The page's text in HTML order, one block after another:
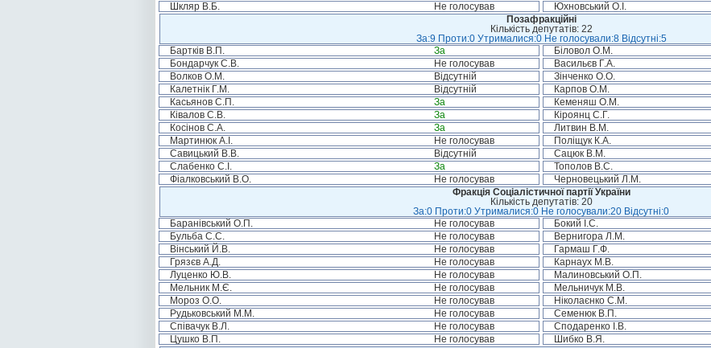
Шкляр В.Б.
Не голосував Юхновський О.І.
Позафракційні
Кількість депутатів: 22
За:9 Проти:0 Утрималися:0 Не голосували:8 Відсутні:5
Бартків В.П.
За Біловол О.М.
Бондарчук С.В.
Не голосував Васильєв Г.А.
Волков О.М.
Відсутній Зінченко О.О.
Калетнік Г.М.
Відсутній Карпов О.М.
Касьянов С.П.
За Кеменяш О.М.
Ківалов С.В.
За Кіроянц С.Г.
Косінов С.А.
За Литвин В.М.
Мартинюк А.І.
Не голосував Поліщук К.А.
Савицький В.В.
Відсутній Сацюк В.М.
Слабенко С.І.
За Тополов В.С.
Фіалковський В.О.
Не голосував Черновецький Л.М.
Фракція Соціалістичної партії України
Кількість депутатів: 20
За:0 Проти:0 Утрималися:0 Не голосували:20 Відсутні:0
Баранівський О.П.
Не голосував Бокий І.С.
Бульба С.С.
Не голосував Вернигора Л.М.
Вінський Й.В.
Не голосував Гармаш Г.Ф.
Грязєв А.Д.
Не голосував Карнаух М.В.
Луценко Ю.В.
Не голосував Малиновський О.П.
Мельник М.Є.
Не голосував Мельничук М.В.
Мороз О.О.
Не голосував Ніколаєнко С.М.
Рудьковський М.М.
Не голосував Семенюк В.П.
Співачук В.Л.
Не голосував Сподаренко І.В.
Цушко В.П.
Не голосував Шибко В.Я.